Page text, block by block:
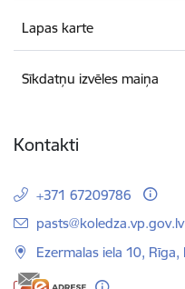
Lapas karte
Sīkdatņu izvēles maiņa
Kontakti
+371 67209786
E-pasts:
pasts@koledza.vp.gov.lv
Ezermalas iela 10, Rīga,